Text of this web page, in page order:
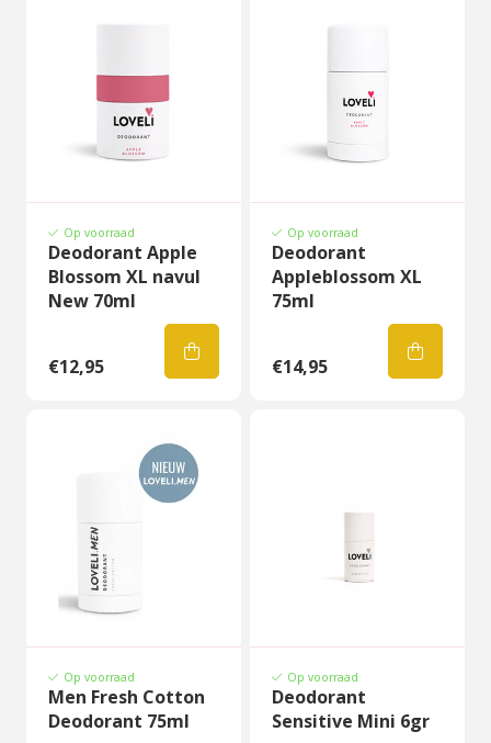
Op voorraad
Deodorant Apple
Blossom XL navul
New 70ml
€12,95
Op voorraad
Deodorant
Appleblossom XL
75ml
€14,95
Op voorraad
Men Fresh Cotton
Deodorant 75ml
Op voorraad
Deodorant
Sensitive Mini 6gr